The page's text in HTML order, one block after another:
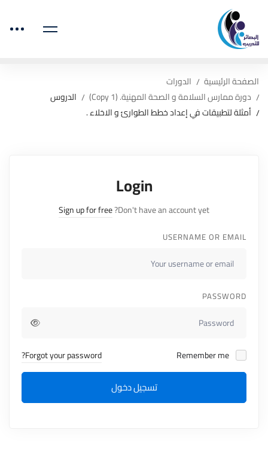
الصفحة الرئيسية
الدورات
دورة ممارس السلامة و الصحة المهنية. (Copy 1)
الدروس
أمثلة لتطبيقات في إعداد خطط الطوارئ و الاخلاء .
Login
Don't have an account yet?
Sign up for free
USERNAME OR EMAIL
PASSWORD
Forgot your password?
تسجيل دخول